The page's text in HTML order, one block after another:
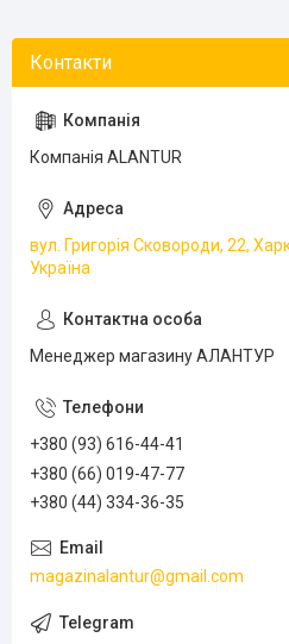
Компанія ALANTUR
вул. Григорія Сковороди, 22,
Україна
Менеджер магазину АЛАНТУР
+380 (93) 616-44-41
+380 (66) 019-47-77
+380 (44) 334-36-35
magazinalantur@gmail.com